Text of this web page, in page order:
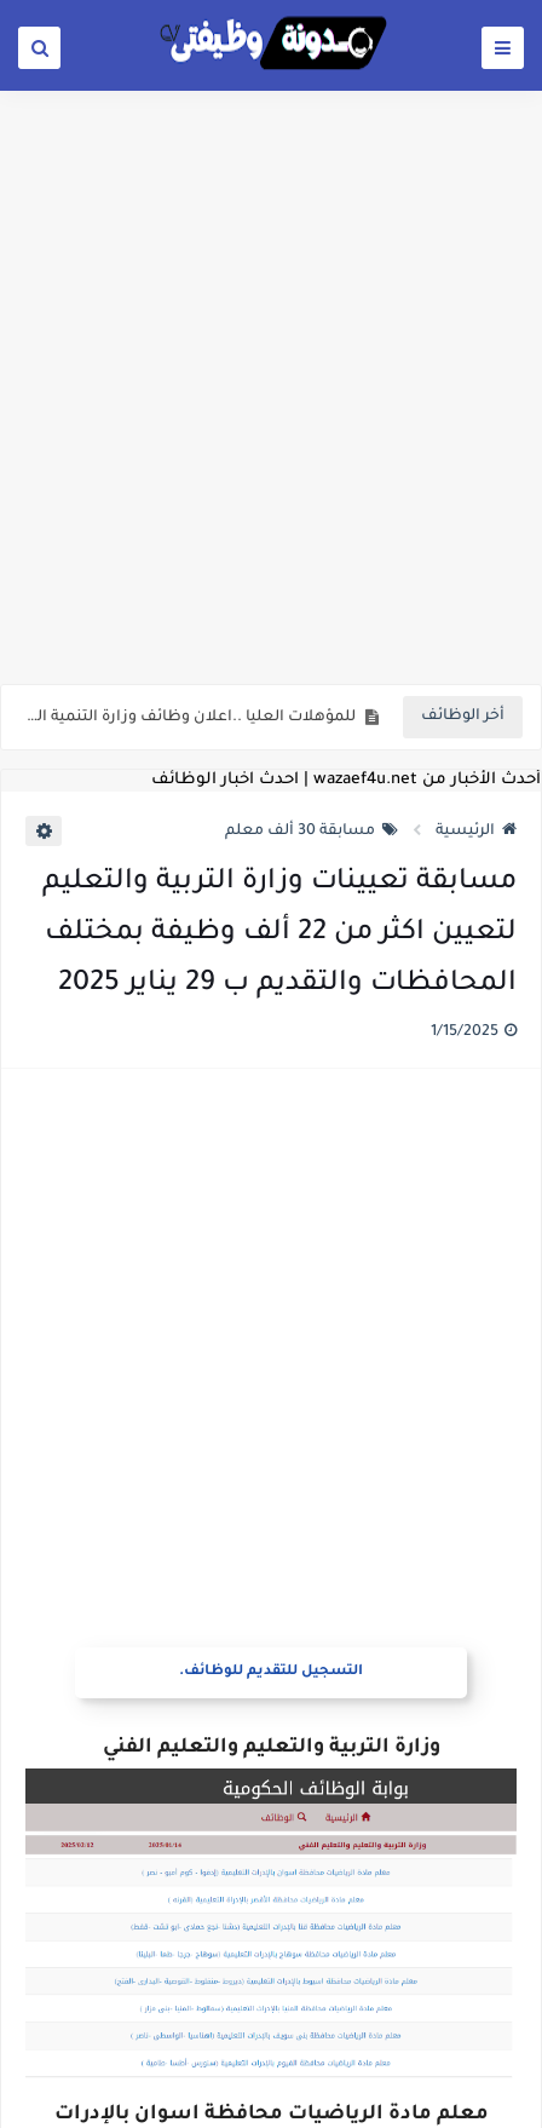
أخر الوظائف للمؤهلات العليا ..اعلان وظائف وزارة التنمية المحلية " اخصائي تخطيط - مهندس - اخصائي حاسبات - باحث قانوني " والتقديم الكتروني بتاريخ 15-7-2026
اعلان وظائف الشركة القابضة لمصر للطيران لشغل وظائف ( مهندس ميكانيكا / ضابط مبيعات / فني تبريد وتكييف / فني كهرباء / فني غلايات / فني غازات / فني سباك )
أحدث الأخبار من wazaef4u.net | احدث اخبار الوظائف
الرئيسية مسابقة 30 ألف معلم
مسابقة تعيينات وزارة التربية والتعليم
لتعيين اكثر من 22 ألف وظيفة بمختلف
المحافظات والتقديم ب 29 يناير 2025
التسجيل للتقديم للوظائف.
وزارة التربية والتعليم والتعليم الفني
معلم مادة الرياضيات محافظة اسوان بالإدرات